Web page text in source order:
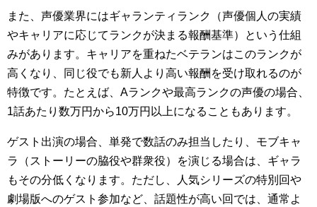
また、声優業界にはギャランティランク（声優個人の実績
やキャリアに応じてランクが決まる報酬基準）という仕組
みがあります。キャリアを重ねたベテランはこのランクが
高くなり、同じ役でも新人より高い報酬を受け取れるのが
特徴です。たとえば、Aランクや最高ランクの声優の場合、
1話あたり数万円から10万円以上になることもあります。
ゲスト出演の場合、単発で数話のみ担当したり、モブキャ
ラ（ストーリーの脇役や群衆役）を演じる場合は、ギャラ
もその分低くなります。ただし、人気シリーズの特別回や
劇場版へのゲスト参加など、話題性が高い回では、通常よ